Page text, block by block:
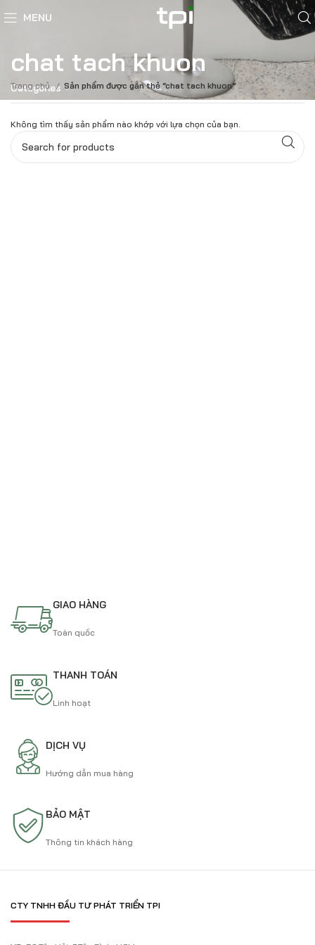
MENU
chat tach khuon
Categories
Trang chủ Sản phẩm được gắn thẻ “chat tach khuon”
Không tìm thấy sản phẩm nào khớp với lựa chọn của bạn.
GIAO HÀNG
Toàn quốc
THANH TOÁN
Linh hoạt
DỊCH VỤ
Hướng dẫn mua hàng
BẢO MẬT
Thông tin khách hàng
CTY TNHH ĐẦU TƯ PHÁT TRIỂN TPI